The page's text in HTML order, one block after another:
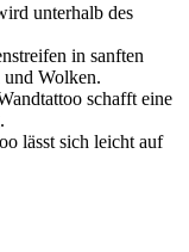
unterhalb des
in sanften
Wolken.
schafft eine
lässt sich leicht auf